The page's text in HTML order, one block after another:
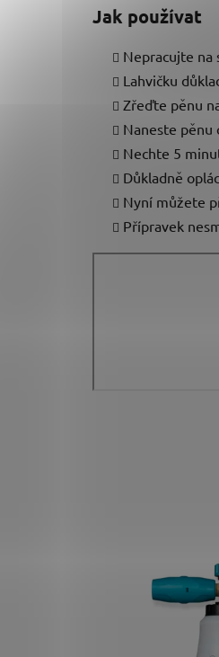
Jak používat
Nepracujte na
Lahvičku
Zřeďte pěnu
Naneste pěnu
Nechte 5
Důkladně
Nyní můžete
Přípravek